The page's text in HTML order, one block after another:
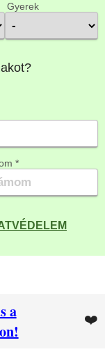
Gyerek
*
a
❤️